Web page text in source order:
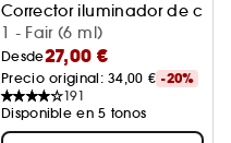
Corrector iluminador de
1 - Fair (6 ml)
Desde27,00 €
Precio original: 34,00 € -20%
191
Disponible en 5 tonos